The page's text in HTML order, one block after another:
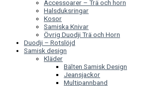
Accessoarer – Trä och horn
Halsduksringar
Kosor
Samiska Knivar
Övrig Duodji Trä och Horn
Duodji – Rotslöjd
Samisk design
Kläder
Bälten Samisk Design
Jeansjackor
Multipannband